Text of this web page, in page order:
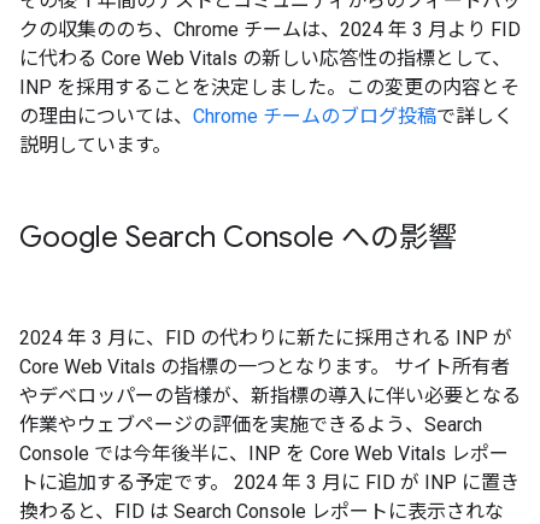
クの収集ののち、Chrome チームは、2024 年 3 月より FID
に代わる Core Web Vitals の新しい応答性の指標として、
INP を採用することを決定しました。この変更の内容とそ
の理由については、 Chrome チームのブログ投稿で詳しく
説明しています。
Google Search Console への影響
2024 年 3 月に、FID の代わりに新たに採用される INP が
Core Web Vitals の指標の一つとなります。 サイト所有者
やデベロッパーの皆様が、新指標の導入に伴い必要となる
作業やウェブページの評価を実施できるよう、Search
Console では今年後半に、INP を Core Web Vitals レポー
トに追加する予定です。 2024 年 3 月に FID が INP に置き
換わると、FID は Search Console レポートに表示されな